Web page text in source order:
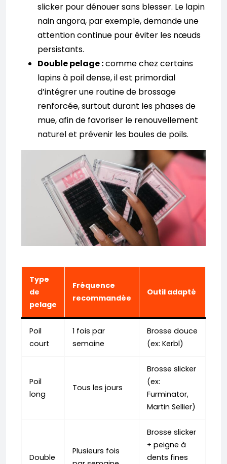
slicker pour dénouer sans blesser. Le lapin
nain angora, par exemple, demande une
attention continue pour éviter les nœuds
persistants.
Double pelage :comme chez certains
lapins à poil dense, il est primordial
d’intégrer une routine de brossage
renforcée, surtout durant les phases de
mue, afin de favoriser le renouvellement
naturel et prévenir les boules de poils.
Type
de
pelage
Fréquence
recommandée
Outil adapté
Poil
court
1 fois par
semaine
Brosse douce
(ex: Kerbl)
Poil
long
Tous les jours
Brosse slicker
(ex:
Furminator,
Martin Sellier)
Double
Plusieurs fois
Brosse slicker
+ peigne à
dents fines